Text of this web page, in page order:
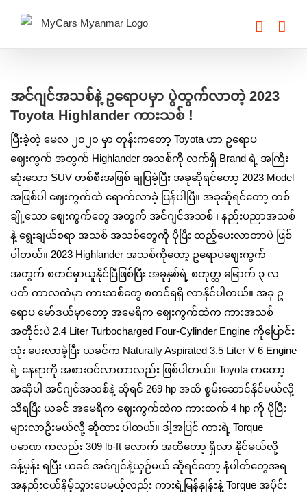
content
Larger
Image
အင်ဂျင်အသစ်နဲ့ ဥရောပမှာ ပွဲထွက်လာတဲ့ 2023
Toyota Highlander ကားသစ် !
ပြီးခဲ့တဲ့ မေလ ၂၀၂၀ မှာ တုန်းကတော့ Toyota ဟာ ဥရောပ
ဈေးကွက် အတွက် Highlander အသစ်ကို လက်ရှိ Brand ရဲ့ အကြီး
ဆုံးသော SUV တစ်စီးအဖြစ် ချပြခဲ့ပြီး အခုဆိုရင်တော့ 2023 Model
အဖြစ်ပါ ဈေးကွက်ထဲ ရောက်လာခဲ့ ပြန်ပါပြီ။ အခုဆိုရင်တော့ တစ်
ချို့သော ဈေးကွက်တွေ အတွက် အင်ဂျင်အသစ် ၊ နည်းပညာအသစ်
နဲ့ ရွေးချယ်စရာ အသစ် အသစ်တွေကို ပိုပြီး ထည့်ပေးလာတာပဲ ဖြစ်
ပါတယ်။ 2023 Highlander အသစ်ကိုတော့ ဥရောပဈေးကွက်
အတွက် စတင်မှာယူနိုင်ပြီဖြစ်ပြီး အခုနှစ်ရဲ့ စတုတ္ထ မြောက် ၃ လ
ပတ် ကာလထဲမှာ ကားသစ်တွေ စတင်ရရှိ လာနိုင်ပါတယ်။ အခု ဥ
ရောပ မော်ဒယ်မှာတော့ အမေရိက ဈေးကွက်ထဲက ကားအသစ်
အတိုင်းပဲ 2.4 Liter Turbocharged Four-Cylinder Engine ကိုပြောင်း
သုံး ပေးလာခဲ့ပြီး ယခင်က Naturally Aspirated 3.5 Liter V 6 Engine
ရဲ့ နေရာကို အစားဝင်လာတာလည်း ဖြစ်ပါတယ်။ Toyota ကတော့
အဆိုပါ အင်ဂျင်အသစ်နဲ့ ဆိုရင် 269 hp အထိ စွမ်းဆောင်နိုင်မယ်လို့
သိရပြီး ယခင် အမေရိက ဈေးကွက်ထဲက ကားထက် 4 hp ကို ပိုပြီး
များလာဦးမယ်လို့ ဆိုထား ပါတယ်။ ဒါ့အပြင် ကားရဲ့ Torque
ပမာဏ ကလည်း 309 lb-ft လောက် အထိတော့ ရှိလာ နိုင်မယ်လို့
ခန့်မှန်း ရပြီး ယခင် အင်ဂျင်နဲ့ယှဉ်မယ် ဆိုရင်တော့ နံပါတ်တွေအရ
အနည်းငယ်နိမ့်သွားပေမယ့်လည်း ကားရဲ့မြန်နှုန်းနဲ့ Torque အပိုင်း